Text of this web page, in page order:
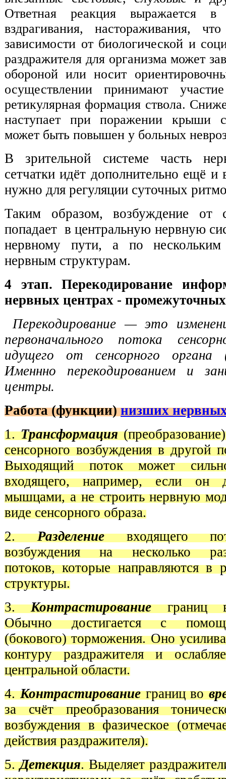
Ответная реакция выражается в
вздрагивания, настораживания,
зависимости от биологической и
раздражителя для организма может
обороной или носит
осуществлении принимают
ретикулярная формация ствола.
наступает при поражении крыши
может быть повышен у больных
В зрительной системе часть
сетчатки идёт дополнительно ещё
нужно для регуляции суточных
Таким образом, возбуждение от
попадает в центральную нервную
нервному пути, а по
нервным структурам.
4 этап. Перекодирование
нервных центрах -
Перекодирование — это
первоначального потока
идущего от сенсорного органа
Именнно перекодированием и
центры.
Работа (функции)низших
1.Трансформация
сенсорного возбуждения в другой
Выходящий поток может
входящего, например, если он
мышцами, а не строить нервную
виде сенсорного образа.
2.Разделениевходящего
возбуждения на несколько
потоков, которые направляются в
структуры.
3.Контрастирование
Обычно достигается с
(бокового) торможения. Оно
контуру раздражителя и
центральной области.
4.Контрастированиеграниц во
за счёт преобразования
возбуждения в фазическое
действия раздражителя).
5.Детекция. Выделяет